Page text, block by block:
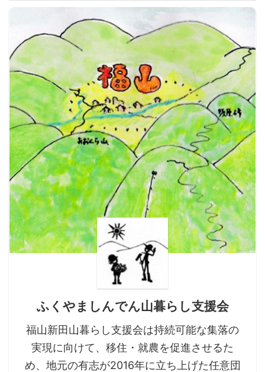
ふくやましんでん山暮らし支援会
福山新田山暮らし支援会は持続可能な集落の
実現に向けて、移住・就農を促進させるた
め、地元の有志が2016年に立ち上げた任意団